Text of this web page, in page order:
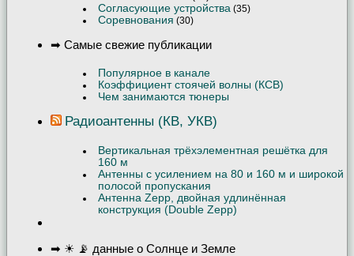
Согласующие устройства (35)
Соревнования (30)
➡ Самые свежие публикации
Популярное в канале
Коэффициент стоячей волны (КСВ)
Чем занимаются тюнеры
Радиоантенны (КВ, УКВ)
Вертикальная трёхэлементная решётка для
160 м
Антенны с усилением на 80 и 160 м и широкой
полосой пропускания
Антенна Zepp, двойная удлинённая
конструкция (Double Zepp)
➡ ☀ 📡 данные о Солнце и Земле